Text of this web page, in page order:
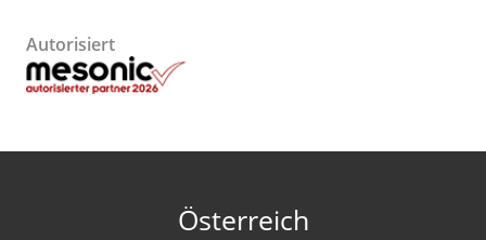
Autorisiert
Österreich